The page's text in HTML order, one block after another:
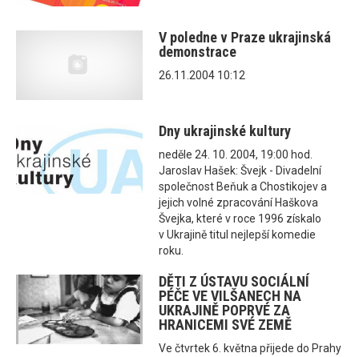
V poledne v Praze ukrajinská
demonstrace
26.11.2004 10:12
Dny ukrajinské kultury
neděle 24. 10. 2004, 19:00 hod.
Jaroslav Hašek: Švejk - Divadelní
společnost Beňuk a Chostikojev a
jejich volné zpracování Haškova
Švejka, které v roce 1996 získalo
v Ukrajině titul nejlepší komedie
roku.
DĚTI Z ÚSTAVU SOCIÁLNÍ
PÉČE VE VILŠANECH NA
UKRAJINĚ POPRVÉ ZA
HRANICEMI SVÉ ZEMĚ
Ve čtvrtek 6. května přijede do Prahy